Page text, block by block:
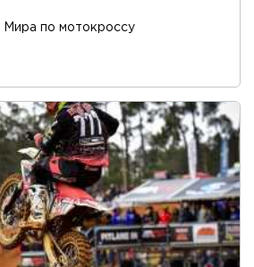
Мира по мотокроссу